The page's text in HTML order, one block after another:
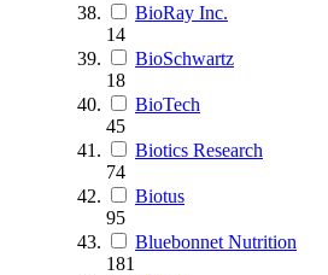
BioRay Inc.
14
BioSchwartz
18
BioTech
45
Biotics Research
74
Biotus
95
Bluebonnet Nutrition
181